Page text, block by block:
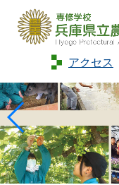
アクセス